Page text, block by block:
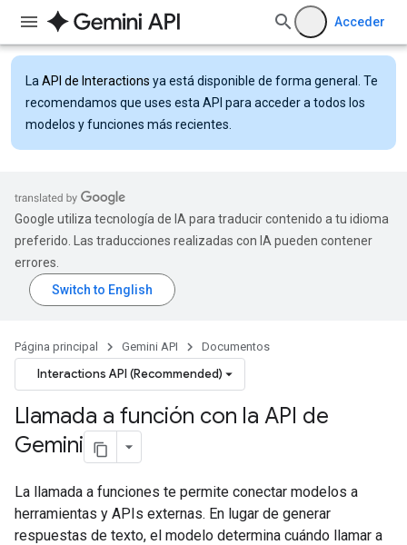
Acceder
La API de Interactions ya está disponible de forma general. Te
recomendamos que uses esta API para acceder a todos los
modelos y funciones más recientes.
Google utiliza tecnología de IA para traducir contenido a tu idioma
preferido. Las traducciones realizadas con IA pueden contener
errores.
Página principal Gemini API Documentos
Interactions API (Recommended)
Llamada a función con la API de
Gemini
La llamada a funciones te permite conectar modelos a
herramientas y APIs externas. En lugar de generar
respuestas de texto, el modelo determina cuándo llamar a